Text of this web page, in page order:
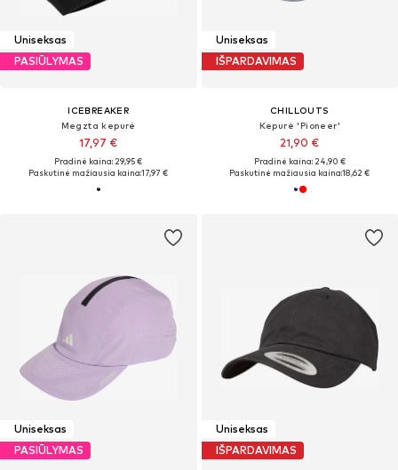
Uniseksas
PASIŪLYMAS
ICEBREAKER
Megzta kepurė
17,97 €
Pradinė kaina: 29,95 €
Paskutinė mažiausia kaina:17,97 €
Uniseksas
IŠPARDAVIMAS
CHILLOUTS
Kepurė 'Pioneer'
21,90 €
Pradinė kaina: 24,90 €
Paskutinė mažiausia kaina:18,62 €
Uniseksas
PASIŪLYMAS
Uniseksas
IŠPARDAVIMAS